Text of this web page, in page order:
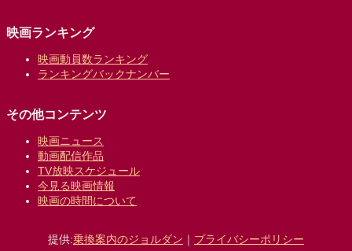
映画ランキング
映画動員数ランキング
ランキングバックナンバー
その他コンテンツ
映画ニュース
動画配信作品
TV放映スケジュール
今見る映画情報
映画の時間について
提供:乗換案内のジョルダン ｜ プライバシーポリシー